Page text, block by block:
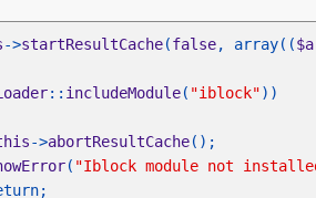
->startResultCache(false, array((
:: includeModule( "iblock"
->abortResultCache
( "Iblock module not